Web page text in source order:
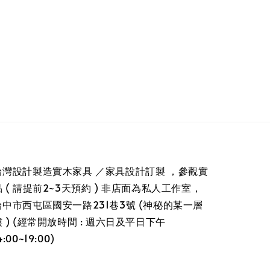
灣設計製造實木家具 ／家具設計訂製 ，參觀實
( 請提前2~3天預約 ) 非店面為私人工作室，
中市西屯區國安一路231巷3號 (神秘的某一層
) (經常開放時間 : 週六日及平日下午